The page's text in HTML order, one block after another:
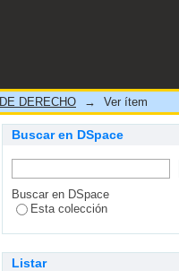
DERECHO → Ver ítem
Buscar en DSpace
Buscar en DSpace
Esta colección
Listar